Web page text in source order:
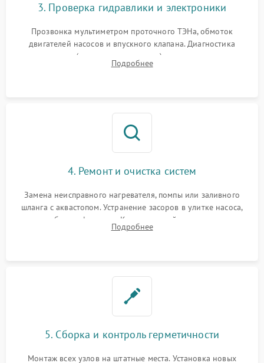
3. Проверка гидравлики и электроники
Прозвонка мультиметром проточного ТЭНа, обмоток
двигателей насосов и впускного клапана. Диагностика
прессостата (датчика уровня воды), датчика мутности,
концевика дверцы и электронного модуля управления.
Подробнее
4. Ремонт и очистка систем
Замена неисправного нагревателя, помпы или заливного
шланга с аквастопом. Устранение засоров в улитке насоса,
патрубках и фильтрах. Компонентный ремонт платы
управления, восстановление поврежденной проводки.
Подробнее
5. Сборка и контроль герметичности
Монтаж всех узлов на штатные места. Установка новых